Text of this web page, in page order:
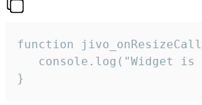
function
console.log("Widget is
}